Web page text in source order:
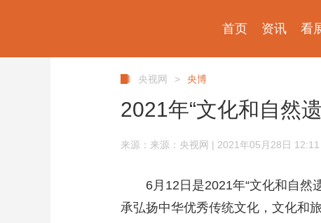
首页 资讯 看
央视网 > 央博
2021年“文化和自然
来源：来源：央视网 | 2021年05月28日 12:11
6月12日是2021年“文化和自然
承弘扬中华优秀传统文化，文化和